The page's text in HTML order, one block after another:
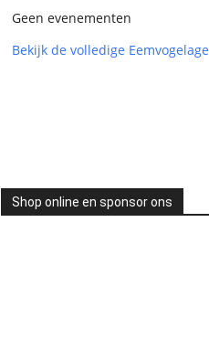
Geen evenementen
Bekijk de volledige
Shop online en sponsor ons